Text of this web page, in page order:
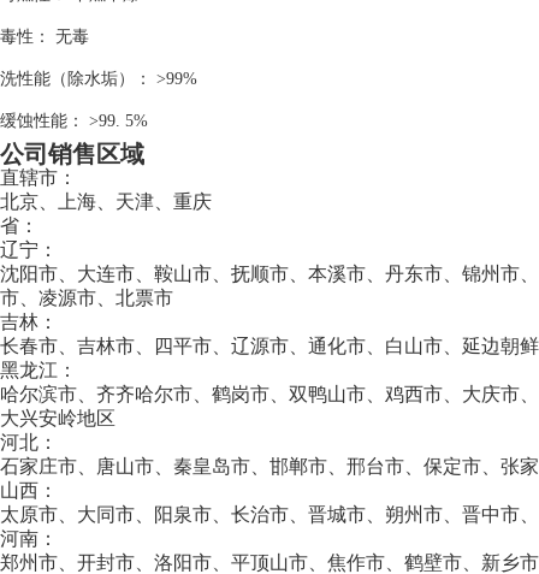
毒性： 无毒
洗性能（除水垢）： >99%
缓蚀性能： >99. 5%
公司销售区域
直辖市：
北京、上海、天津、重庆
省：
辽宁：
沈阳市、大连市、鞍山市、抚顺市、本溪市、丹东市、锦州市
市、凌源市、北票市
吉林：
长春市、吉林市、四平市、辽源市、通化市、白山市、延边朝
黑龙江：
哈尔滨市、齐齐哈尔市、鹤岗市、双鸭山市、鸡西市、大庆市
大兴安岭地区
河北：
石家庄市、唐山市、秦皇岛市、邯郸市、邢台市、保定市、张
山西：
太原市、大同市、阳泉市、长治市、晋城市、朔州市、晋中市
河南：
郑州市、开封市、洛阳市、平顶山市、焦作市、鹤壁市、新乡